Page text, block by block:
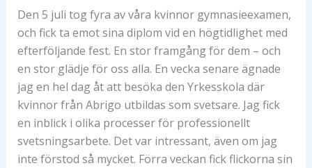
Den 5 juli tog fyra av våra kvinnor gymnasieexamen,
och fick ta emot sina diplom vid en högtidlighet med
efterföljande fest. En stor framgång för dem – och
en stor glädje för oss alla. En vecka senare ägnade
jag en hel dag åt att besöka den Yrkesskola där
kvinnor från Abrigo utbildas som svetsare. Jag fick
en inblick i olika processer för professionellt
svetsningsarbete. Det var intressant, även om jag
inte förstod så mycket. Förra veckan fick flickorna sin